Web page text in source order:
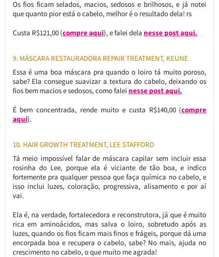
Os fios ficam selados, macios, sedosos e brilhosos, e já notei
que quanto pior está o cabelo, melhor é o resultado dela! rs
Custa R$121,00 (compre aqui), e falei dela nesse post aqui.
9. MÁSCARA RESTAURADORA REPAIR TREATMENT, KEUNE
Essa é uma boa máscara pra quando o loiro tá muito poroso,
sabe? Ela consegue suavizar a textura do cabelo, deixando os
fios bem macios e sedosos, como falei nesse post aqui.
É bem concentrada, rende muito e custa R$140,00 (compre
aqui).
10. HAIR GROWTH TREATMENT, LEE STAFFORD
Tá meio impossível falar de máscara capilar sem incluir essa
rosinha do Lee, porque ela é viciante de tão boa, e indico
fortemente pra qualquer pessoa que faça química no cabelo, e
isso inclui luzes, coloração, progressiva, alisamento e por aí
vai.
Ela é, na verdade, fortalecedora e reconstrutora, já que é muito
rica em aminoácidos, mas salva o loiro, sobretudo após as
luzes, quando os fios ficam mais finos e frágeis, porque dá uma
encorpada boa e recupera o cabelo, sabe? No mais, ajuda no
crescimento no cabelo, o que muito me agrada!